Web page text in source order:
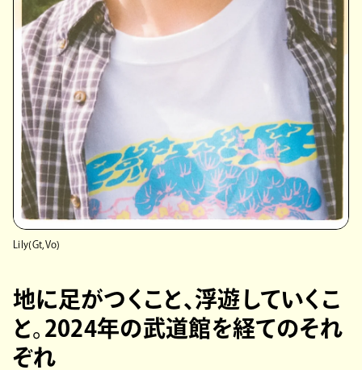
Lily(Gt,Vo)
地に足がつくこと、浮遊していくこ
と。2024年の武道館を経てのそれ
ぞれ